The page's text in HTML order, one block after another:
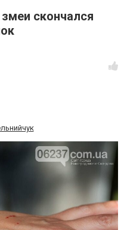
скончался